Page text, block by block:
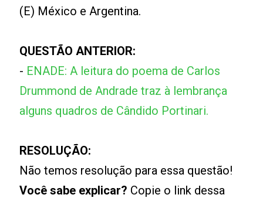
(E) México e Argentina.
QUESTÃO ANTERIOR:
- ENADE: A leitura do poema de Carlos
Drummond de Andrade traz à lembrança
alguns quadros de Cândido Portinari.
RESOLUÇÃO:
Não temos resolução para essa questão!
Você sabe explicar? Copie o link dessa